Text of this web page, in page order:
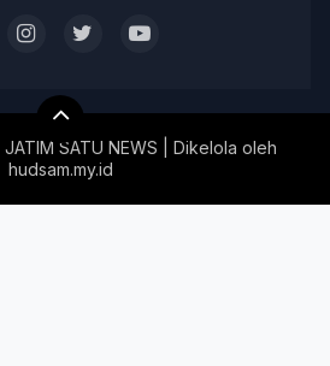
SATU NEWS | Dikelola oleh
hudsam.my.id